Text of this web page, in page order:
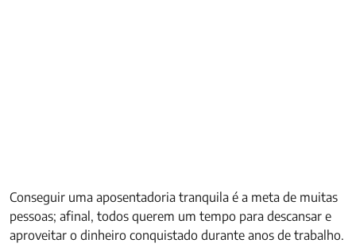
Conseguir uma aposentadoria tranquila é a meta de muitas
pessoas; afinal, todos querem um tempo para descansar e
aproveitar o dinheiro conquistado durante anos de trabalho.